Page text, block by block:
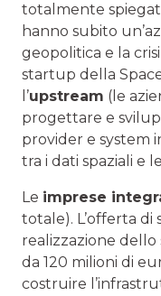
totalmente
hanno subito
geopolitica e la
startup della
l’upstream (le
progettare e
provider e system
tra i dati spaziali e
Le imprese
totale). L’offerta
realizzazione dello
da 120 milioni di
costruire